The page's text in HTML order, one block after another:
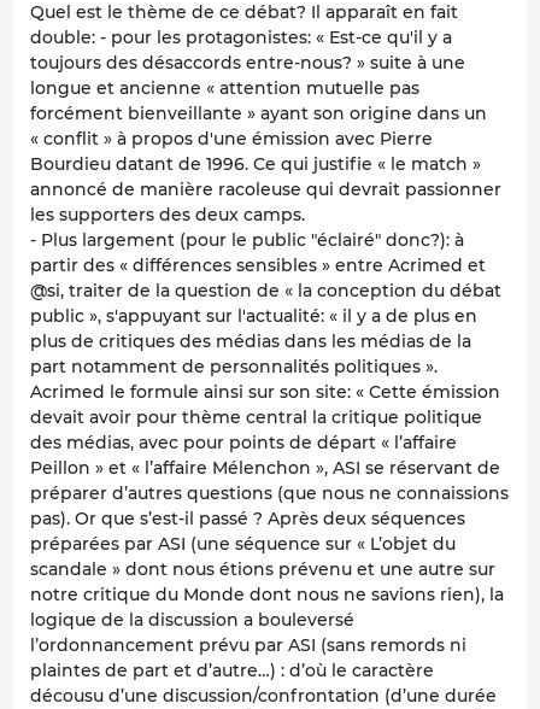
Quel est le thème de ce débat? Il apparaît en fait
double: - pour les protagonistes: « Est-ce qu'il y a
toujours des désaccords entre-nous? » suite à une
longue et ancienne « attention mutuelle pas
forcément bienveillante » ayant son origine dans un
« conflit » à propos d'une émission avec Pierre
Bourdieu datant de 1996. Ce qui justifie « le match »
annoncé de manière racoleuse qui devrait passionner
les supporters des deux camps.
- Plus largement (pour le public "éclairé" donc?): à
partir des « différences sensibles » entre Acrimed et
@si, traiter de la question de « la conception du débat
public », s'appuyant sur l'actualité: « il y a de plus en
plus de critiques des médias dans les médias de la
part notamment de personnalités politiques ».
Acrimed le formule ainsi sur son site: « Cette émission
devait avoir pour thème central la critique politique
des médias, avec pour points de départ « l’affaire
Peillon » et « l’affaire Mélenchon », ASI se réservant de
préparer d’autres questions (que nous ne connaissions
pas). Or que s’est-il passé ? Après deux séquences
préparées par ASI (une séquence sur « L’objet du
scandale » dont nous étions prévenu et une autre sur
notre critique du Monde dont nous ne savions rien), la
logique de la discussion a bouleversé
l’ordonnancement prévu par ASI (sans remords ni
plaintes de part et d’autre…) : d’où le caractère
décousu d’une discussion/confrontation (d’une durée